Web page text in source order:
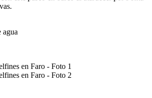
agua